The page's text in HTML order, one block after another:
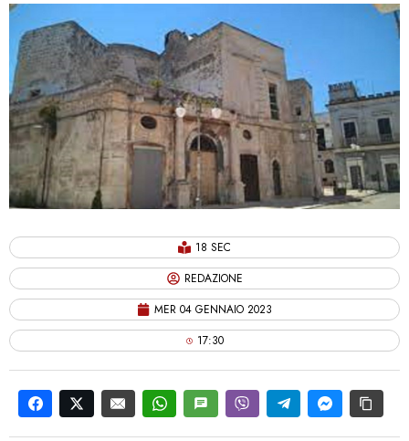
18 SEC
REDAZIONE
MER 04 GENNAIO 2023
17:30